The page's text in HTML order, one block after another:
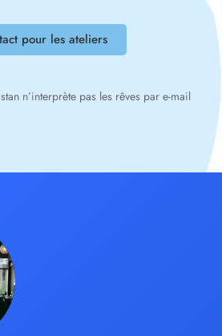
pour les ateliers
n’interprète pas les rêves par e-mail